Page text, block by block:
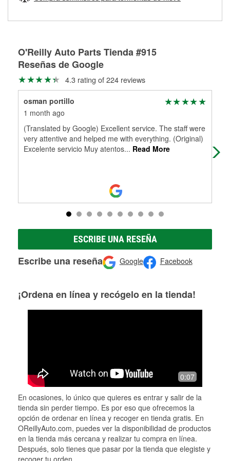
partes de reemplazo correctas para tu reparación.
O'Reilly Auto Parts Tienda #915
Reseñas de Google
4.3 rating of 224 reviews
osman portillo
1 month ago
(Translated by Google) Excellent service. The staff were
very attentive and helped me with everything. (Original)
Excelente servicio Muy atentos... Read More
ESCRIBE UNA RESEÑA
Escribe una reseña Google Facebook
¡Ordena en línea y recógelo en la tienda!
0:07
En ocasiones, lo único que quieres es entrar y salir de la
tienda sin perder tiempo. Es por eso que ofrecemos la
opción de ordenar en línea y recoger en tienda gratis. En
OReillyAuto.com, puedes ver la disponibilidad de productos
en la tienda más cercana y realizar tu compra en línea.
Después, solo tienes que pasar por la tienda que elegiste y
recoger tu orden.